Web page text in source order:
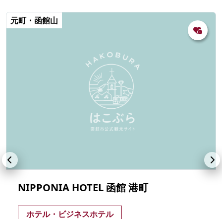
元町・函館山
NIPPONIA HOTEL 函館 港町
ホテル・ビジネスホテル